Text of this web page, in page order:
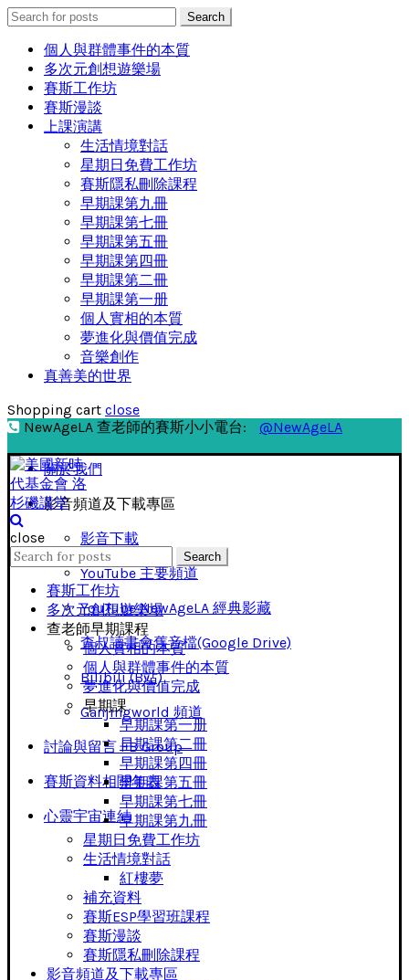
Search
for:
Search
個人與群體事件的本質
多次元創想遊樂場
賽斯工作坊
賽斯漫談
上課演講
生活情境對話
星期日免費工作坊
賽斯隱私刪除課程
早期課第九冊
早期課第七冊
早期課第五冊
早期課第四冊
早期課第二冊
早期課第一册
個人實相的本質
夢進化與價值完成
音樂創作
真善美的世界
Shopping cart close
NewAgeLA 查老師的賽斯小小電台:
@NewAgeLA
關於我們
影音頻道及下載專區
影音下載
YouTube 主要頻道
YouTube NewAgeLA 經典影藏
查叔讀書會舊音檔(Google Drive)
Bilibili (B站)
Ganjingworld 頻道
討論與留言 FB Group
賽斯資料相關年表
心靈宇宙連結
close
Search
for:
Search
賽斯工作坊
多次元創想遊樂場
查老師早期課程
個人實相的本質
個人與群體事件的本質
夢進化與價值完成
早期課
早期課第一册
早期課第二冊
早期課第四冊
早期課第五冊
早期課第七冊
早期課第九冊
星期日免費工作坊
生活情境對話
紅樓夢
補充資料
賽斯ESP學習班課程
賽斯漫談
賽斯隱私刪除課程
影音頻道及下載專區